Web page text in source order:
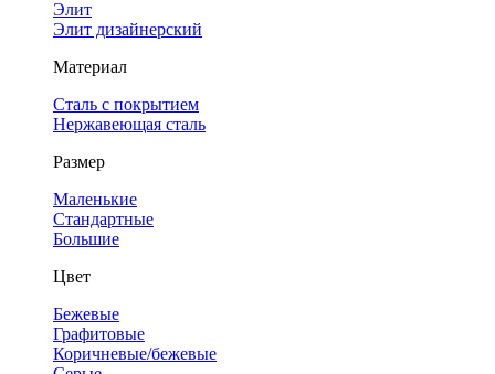
Элит
Элит дизайнерский
Материал
Сталь с покрытием
Нержавеющая сталь
Размер
Маленькие
Стандартные
Большие
Цвет
Бежевые
Графитовые
Коричневые/бежевые